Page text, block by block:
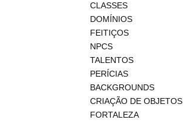
CLASSES
DOMÍNIOS
FEITIÇOS
NPCS
TALENTOS
PERÍCIAS
BACKGROUNDS
CRIAÇÃO DE OBJETOS
FORTALEZA